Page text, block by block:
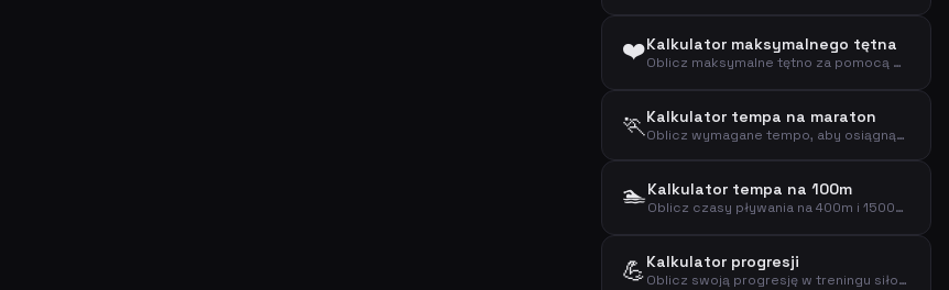
❤️Kalkulator maksymalnego tętna
Oblicz maksymalne tętno za pomocą wzorów Tanaki i Foxa na podstawie wieku
🏃Kalkulator tempa na maraton
Oblicz wymagane tempo, aby osiągnąć cel na maratonie (42,195 km)
🏊Kalkulator tempa na 100m
Oblicz czasy pływania na 400m i 1500m na podstawie tempa na 100m
💪Kalkulator progresji
Oblicz swoją progresję w treningu siłowym w czasie